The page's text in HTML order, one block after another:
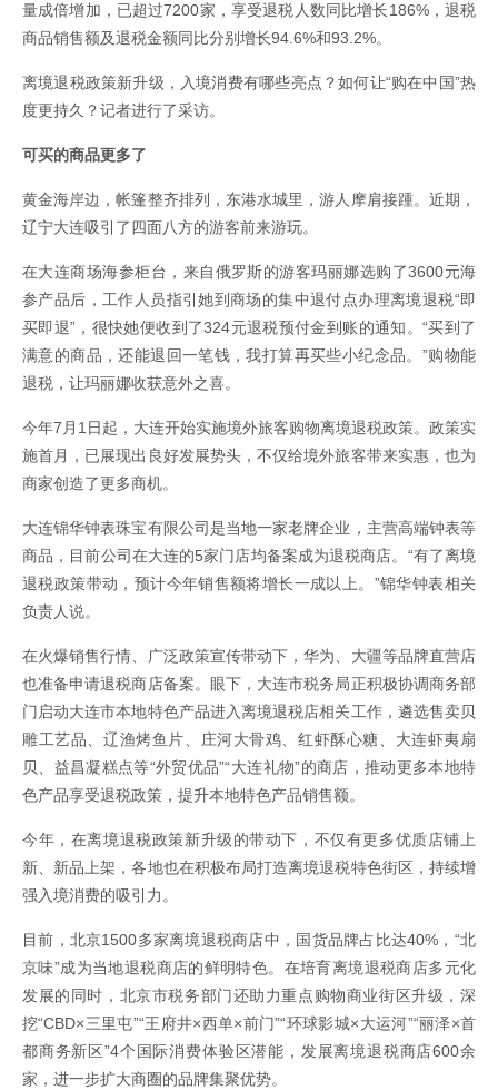
量成倍增加，已超过7200家，享受退税人数同比增长186%，退税
商品销售额及退税金额同比分别增长94.6%和93.2%。
离境退税政策新升级，入境消费有哪些亮点？如何让“购在中国”热
度更持久？记者进行了采访。
可买的商品更多了
黄金海岸边，帐篷整齐排列，东港水城里，游人摩肩接踵。近期，
辽宁大连吸引了四面八方的游客前来游玩。
在大连商场海参柜台，来自俄罗斯的游客玛丽娜选购了3600元海
参产品后，工作人员指引她到商场的集中退付点办理离境退税“即
买即退”，很快她便收到了324元退税预付金到账的通知。“买到了
满意的商品，还能退回一笔钱，我打算再买些小纪念品。”购物能
退税，让玛丽娜收获意外之喜。
今年7月1日起，大连开始实施境外旅客购物离境退税政策。政策实
施首月，已展现出良好发展势头，不仅给境外旅客带来实惠，也为
商家创造了更多商机。
大连锦华钟表珠宝有限公司是当地一家老牌企业，主营高端钟表等
商品，目前公司在大连的5家门店均备案成为退税商店。“有了离境
退税政策带动，预计今年销售额将增长一成以上。”锦华钟表相关
负责人说。
在火爆销售行情、广泛政策宣传带动下，华为、大疆等品牌直营店
也准备申请退税商店备案。眼下，大连市税务局正积极协调商务部
门启动大连市本地特色产品进入离境退税店相关工作，遴选售卖贝
雕工艺品、辽渔烤鱼片、庄河大骨鸡、红虾酥心糖、大连虾夷扇
贝、益昌凝糕点等“外贸优品”“大连礼物”的商店，推动更多本地特
色产品享受退税政策，提升本地特色产品销售额。
今年，在离境退税政策新升级的带动下，不仅有更多优质店铺上
新、新品上架，各地也在积极布局打造离境退税特色街区，持续增
强入境消费的吸引力。
目前，北京1500多家离境退税商店中，国货品牌占比达40%，“北
京味”成为当地退税商店的鲜明特色。在培育离境退税商店多元化
发展的同时，北京市税务部门还助力重点购物商业街区升级，深
挖“CBD×三里屯”“王府井×西单×前门”“环球影城×大运河”“丽泽×首
都商务新区”4个国际消费体验区潜能，发展离境退税商店600余
家，进一步扩大商圈的品牌集聚优势。